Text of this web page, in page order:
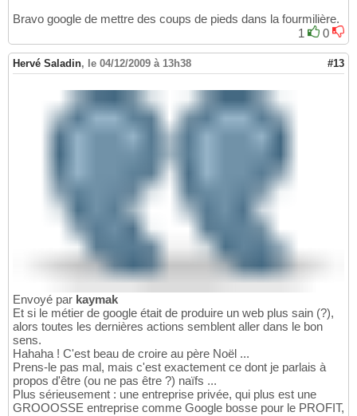
Bravo google de mettre des coups de pieds dans la fourmilière.
1
0
Hervé Saladin, le 04/12/2009 à 13h38 #13
Envoyé par kaymak
Et si le métier de google était de produire un web plus sain (?),
alors toutes les dernières actions semblent aller dans le bon
sens.
Hahaha ! C'est beau de croire au père Noël ...
Prens-le pas mal, mais c'est exactement ce dont je parlais à
propos d'être (ou ne pas être ?) naïfs ...
Plus sérieusement : une entreprise privée, qui plus est une
GROOOSSE entreprise comme Google bosse pour le PROFIT,